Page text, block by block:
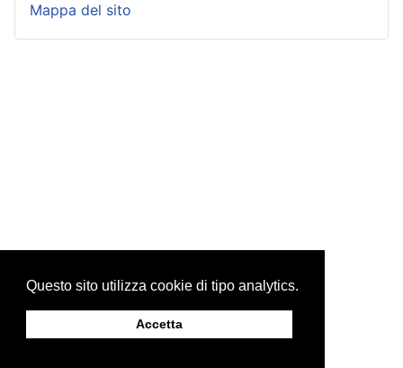
Questo sito utilizza cookie di tipo analytics.
Accetta
Mappa del sito